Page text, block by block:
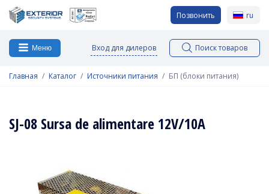
Позвонить ru
Меню Вход для дилеров Поиск товаров
Главная Каталог Источники питания БП (блоки питания)
SJ-08 Sursa de alimentare 12V/10A